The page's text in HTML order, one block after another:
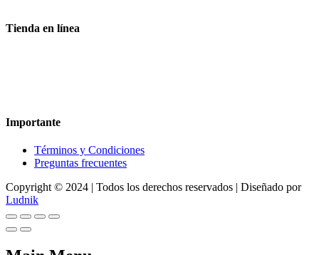
Tienda en línea
Importante
Términos y Condiciones
Preguntas frecuentes
Copyright © 2024 | Todos los derechos reservados | Diseñado por
Ludnik